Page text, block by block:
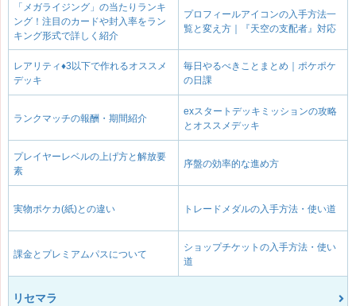
「メガライジング」の当たりランキ
ング！注目のカードや封入率をラン
キング形式で詳しく紹介
プロフィールアイコンの入手方法一
覧と変え方｜『天空の支配者』対応
レアリティ♦3以下で作れるオススメ
デッキ
毎日やるべきことまとめ｜ポケポケ
の日課
ランクマッチの報酬・期間紹介
exスタートデッキミッションの攻略
とオススメデッキ
プレイヤーレベルの上げ方と解放要
素
序盤の効率的な進め方
実物ポケカ(紙)との違い トレードメダルの入手方法・使い道
課金とプレミアムパスについて
ショップチケットの入手方法・使い
道
リセマラ